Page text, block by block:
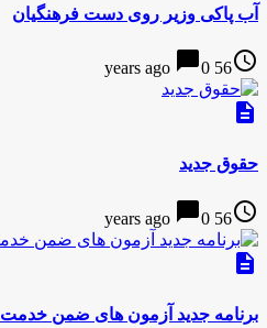
آب پاکی وزیر روی دست فرهنگیان
access_time
56 years ago
chat_bubble0
description
حقوق جدید
access_time
56 years ago
chat_bubble0
description
برنامه جدید آزمون های ضمن خدمت